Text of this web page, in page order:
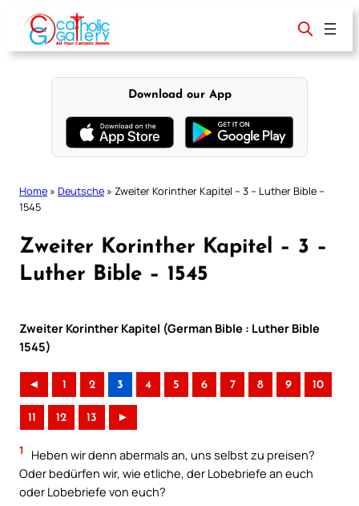
content
Download our App
Home » Deutsche » Zweiter Korinther Kapitel – 3 – Luther Bible –
1545
Zweiter Korinther Kapitel – 3 –
Luther Bible – 1545
Zweiter Korinther Kapitel (German Bible : Luther Bible
1545)
◄ 1 2 3 4 5 6 7 8 9 10
11 12 13 ►
1
Heben wir denn abermals an, uns selbst zu preisen?
Oder bedürfen wir, wie etliche, der Lobebriefe an euch
oder Lobebriefe von euch?